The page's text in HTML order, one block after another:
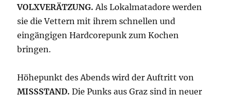
VOLXVERÄTZUNG. Als Lokalmatadore werden
sie die Vettern mit ihrem schnellen und
eingängigen Hardcorepunk zum Kochen
bringen.
Höhepunkt des Abends wird der Auftritt von
MISSSTAND. Die Punks aus Graz sind in neuer